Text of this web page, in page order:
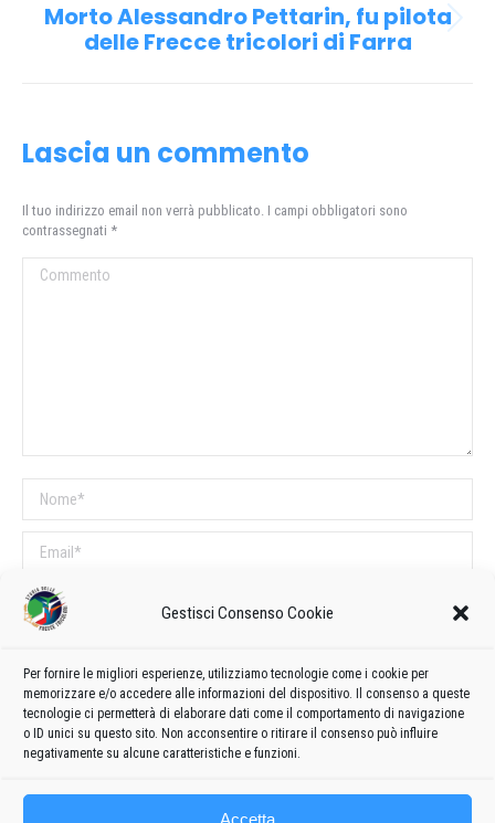
Gestisci Consenso Cookie
Per fornire le migliori esperienze, utilizziamo tecnologie come i cookie per
memorizzare e/o accedere alle informazioni del dispositivo. Il consenso a queste
tecnologie ci permetterà di elaborare dati come il comportamento di navigazione
o ID unici su questo sito. Non acconsentire o ritirare il consenso può influire
negativamente su alcune caratteristiche e funzioni.
Accetta
Prossimo
post:
Morto Alessandro Pettarin, fu pilota
delle Frecce tricolori di Farra
Lascia un commento
Il tuo indirizzo email non verrà pubblicato. I campi obbligatori sono
contrassegnati *
Commento
Nome *
Email *
Sito web
COMMENTI SUL POST
Questo sito utilizza Akismet per ridurre lo spam.Scopri come vengono
elaborati i dati derivati dai commenti.